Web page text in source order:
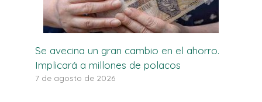
Se avecina un gran cambio en el ahorro.
Implicará a millones de polacos
7 de agosto de 2026